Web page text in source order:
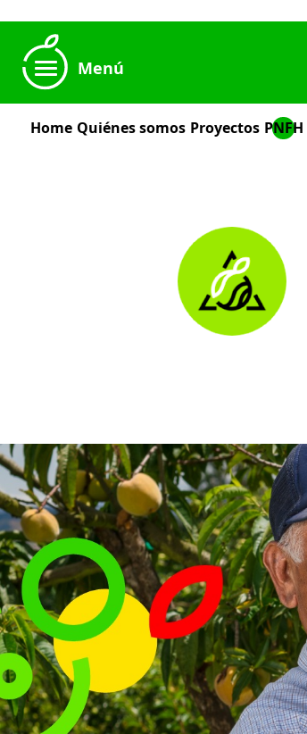
Menú
Home Quiénes somos Proyectos PNFH